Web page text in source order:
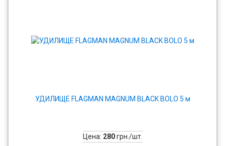
УДИЛИЩЕ FLAGMAN MAGNUM BLACK BOLO 5 м
Цена: 280грн./шт.